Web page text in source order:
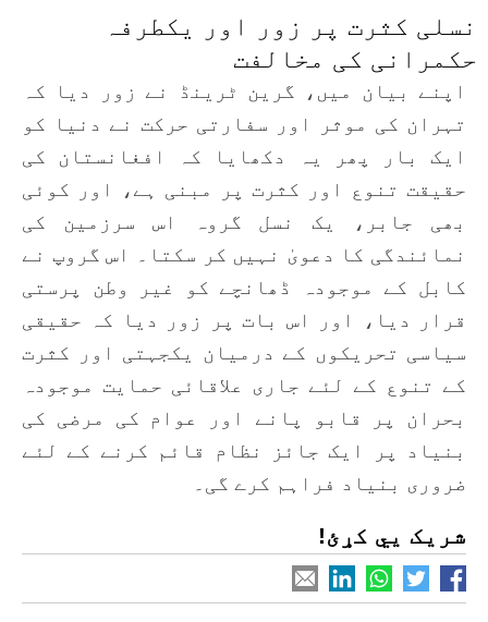
نسلی کثرت پر زور اور یکطرفہ
حکمرانی کی مخالفت
اپنے بیان میں، گرین ٹرینڈ نے زور دیا کہ
تہران کی موثر اور سفارتی حرکت نے دنیا کو
ایک بار پھر یہ دکھایا کہ افغانستان کی
حقیقت تنوع اور کثرت پر مبنی ہے، اور کوئی
بھی جابر، یک نسل گروہ اس سرزمین کی
نمائندگی کا دعویٰ نہیں کر سکتا۔ اس گروپ نے
کابل کے موجودہ ڈھانچے کو غیر وطن پرستی
قرار دیا، اور اس بات پر زور دیا کہ حقیقی
سیاسی تحریکوں کے درمیان یکجہتی اور کثرت
کے تنوع کے لئے جاری علاقائی حمایت موجودہ
بحران پر قابو پانے اور عوام کی مرضی کی
بنیاد پر ایک جائز نظام قائم کرنے کے لئے
ضروری بنیاد فراہم کرے گی۔
شریک یي کړئ!